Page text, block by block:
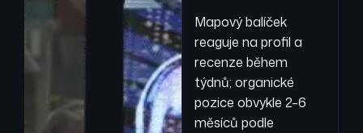
Mapový balíček
reaguje na profil a
recenze během
týdnů; organické
pozice obvykle 2–6
měsíců podle